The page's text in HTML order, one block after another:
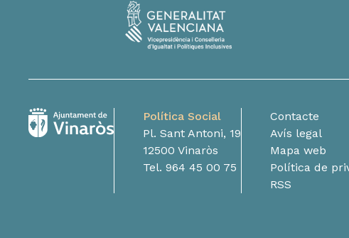
Política Social
Pl. Sant Antoni, 19
12500 Vinaròs
Tel. 964 45 00 75
Contacte
Avís legal
Mapa web
Política de
RSS